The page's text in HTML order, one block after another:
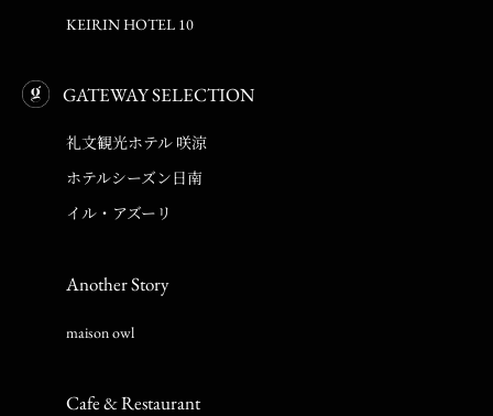
KEIRIN HOTEL 10
GATEWAY SELECTION
礼文観光ホテル 咲涼
ホテルシーズン日南
イル・アズーリ
Another Story
maison owl
Cafe & Restaurant